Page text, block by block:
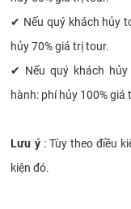
✔ Nếu quý khách hủy
hủy 70% giá trị tour.
✔ Nếu quý khách
hành: phí hủy 100% giá
Lưu ý: Tùy theo điều
kiện đó.